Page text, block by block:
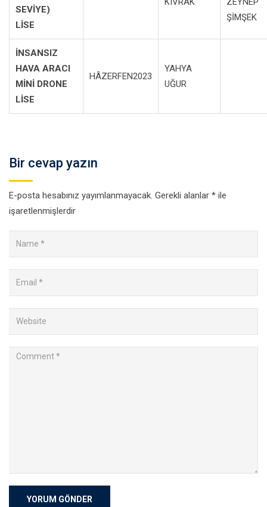
SEVİYE)
LİSE
ŞİMŞEK
İNSANSIZ
HAVA ARACI
MİNİ DRONE
LİSE
HÂZERFEN2023
YAHYA
UĞUR
Bir cevap yazın
E-posta hesabınız yayımlanmayacak. Gerekli alanlar * ile
işaretlenmişlerdir